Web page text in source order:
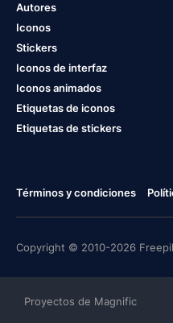
Autores
Iconos
Stickers
Iconos de interfaz
Iconos animados
Etiquetas de iconos
Etiquetas de stickers
Términos y condiciones
Copyright © 2010-2026
Proyectos de Magnific